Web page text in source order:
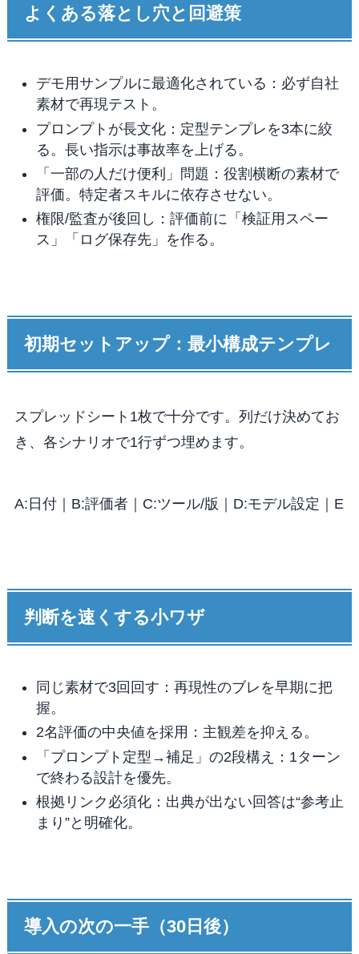
よくある落とし穴と回避策
デモ用サンプルに最適化されている：必ず自社
素材で再現テスト。
プロンプトが長文化：定型テンプレを3本に絞
る。長い指示は事故率を上げる。
「一部の人だけ便利」問題：役割横断の素材で
評価。特定者スキルに依存させない。
権限/監査が後回し：評価前に「検証用スペー
ス」「ログ保存先」を作る。
初期セットアップ：最小構成テンプレ
スプレッドシート1枚で十分です。列だけ決めてお
き、各シナリオで1行ずつ埋めます。
判断を速くする小ワザ
同じ素材で3回回す：再現性のブレを早期に把
握。
2名評価の中央値を採用：主観差を抑える。
「プロンプト定型→補足」の2段構え：1ターン
で終わる設計を優先。
根拠リンク必須化：出典が出ない回答は“参考止
まり”と明確化。
導入の次の一手（30日後）